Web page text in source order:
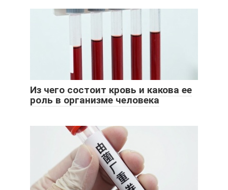
Из чего состоит кровь и какова ее
роль в организме человека